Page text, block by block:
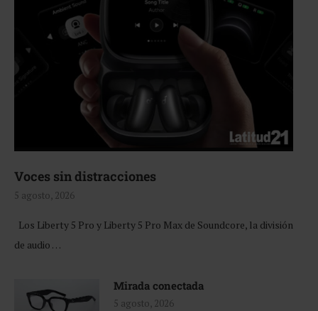
Voces sin distracciones
5 agosto, 2026
Los Liberty 5 Pro y Liberty 5 Pro Max de Soundcore, la división
de audio …
Mirada conectada
5 agosto, 2026